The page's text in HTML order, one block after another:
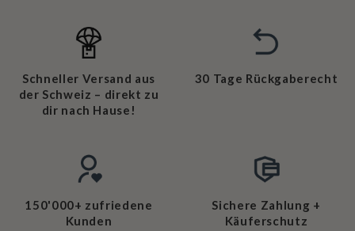
Schneller Versand aus
der Schweiz – direkt zu
dir nach Hause!
30 Tage Rückgaberecht
150'000+ zufriedene
Kunden
Sichere Zahlung +
Käuferschutz